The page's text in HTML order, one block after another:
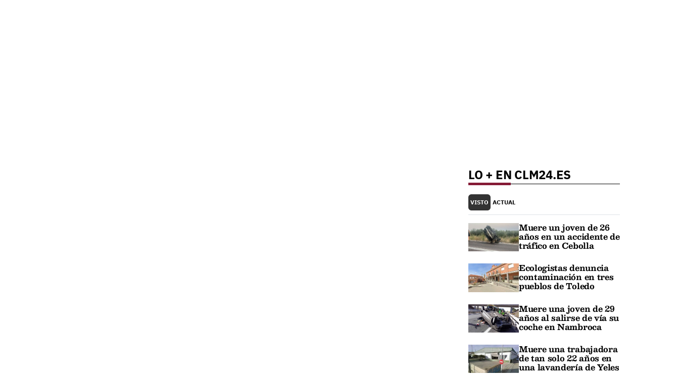
LO + EN CLM24.ES
VISTO ACTUAL
Muere un joven de 26
años en un accidente de
tráfico en Cebolla
Ecologistas denuncia
contaminación en tres
pueblos de Toledo
Muere una joven de 29
años al salirse de vía su
coche en Nambroca
Muere una trabajadora
de tan solo 22 años en
una lavandería de Yeles